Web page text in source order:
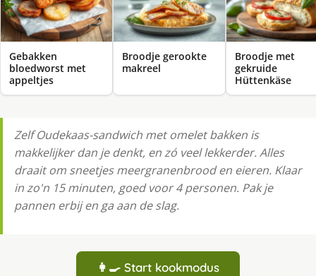
Gebakken
bloedworst met
appeltjes
Broodje gerookte
makreel
Broodje met
gekruide
Hüttenkäse
Zelf Oudekaas-sandwich met omelet bakken is
makkelijker dan je denkt, en zó veel lekkerder. Alles
draait om sneetjes meergranenbrood en eieren. Klaar
in zo'n 15 minuten, goed voor 4 personen. Pak je
pannen erbij en ga aan de slag.
👩‍🍳 Start kookmodus